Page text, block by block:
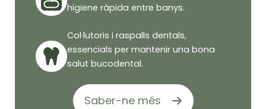
higiene ràpida entre banys.
Col·lutoris i raspalls dentals,
essencials per mantenir una bona
salut bucodental.
Saber-ne més